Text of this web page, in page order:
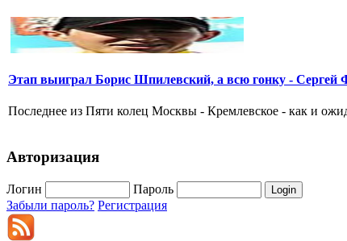
Этап выиграл Борис Шпилевский, а всю гонку - Сергей
Последнее из Пяти колец Москвы - Кремлевское - как и
Авторизация
Логин
Пароль
Забыли пароль? Регистрация